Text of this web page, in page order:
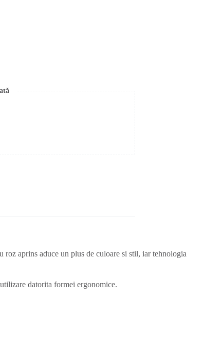
aprins aduce un plus de culoare si stil, iar tehnologia
datorita formei ergonomice.